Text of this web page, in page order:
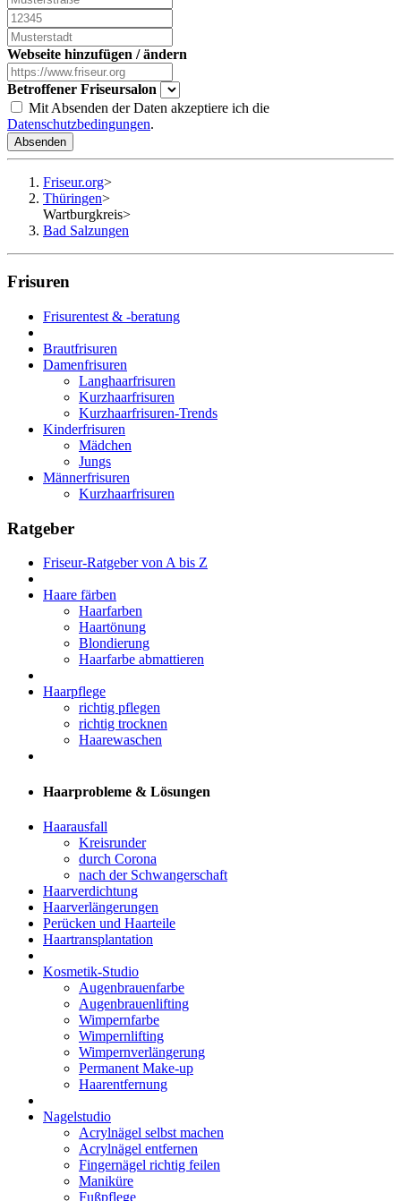
Webseite hinzufügen / ändern
Betroffener Friseursalon
Mit Absenden der Daten akzeptiere ich die
Datenschutzbedingungen.
Absenden
Friseur.org>
Thüringen>
Wartburgkreis>
Bad Salzungen
Frisuren
Frisurentest & -beratung
Brautfrisuren
Damenfrisuren
Langhaarfrisuren
Kurzhaarfrisuren
Kurzhaarfrisuren-Trends
Kinderfrisuren
Mädchen
Jungs
Männerfrisuren
Kurzhaarfrisuren
Ratgeber
Friseur-Ratgeber von A bis Z
Haare färben
Haarfarben
Haartönung
Blondierung
Haarfarbe abmattieren
Haarpflege
richtig pflegen
richtig trocknen
Haarewaschen
Haarprobleme & Lösungen
Haarausfall
Kreisrunder
durch Corona
nach der Schwangerschaft
Haarverdichtung
Haarverlängerungen
Perücken und Haarteile
Haartransplantation
Kosmetik-Studio
Augenbrauenfarbe
Augenbrauenlifting
Wimpernfarbe
Wimpernlifting
Wimpernverlängerung
Permanent Make-up
Haarentfernung
Nagelstudio
Acrylnägel selbst machen
Acrylnägel entfernen
Fingernägel richtig feilen
Maniküre
Fußpflege